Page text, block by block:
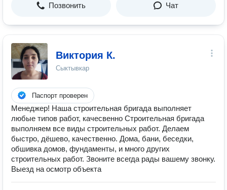
Позвонить Чат
Виктория К.
Сыктывкар
Паспорт проверен
Менеджер! Наша строительная бригада выполняет
любые типов работ, качесвенно Строительная бригада
выполняем все виды строительных работ. Делаем
быстро, дёшево, качественно. Дома, бани, беседки,
обшивка домов, фундаменты, и много других
строительных работ. Звоните всегда рады вашему звонку.
Выезд на осмотр объекта